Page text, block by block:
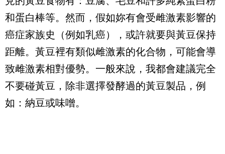
和蛋白棒等。然而，假如妳有會受雌激素影響的
癌症家族史（例如乳癌），或許就要與黃豆保持
距離。黃豆裡有類似雌激素的化合物，可能會導
致雌激素相對優勢。一般來說，我都會建議完全
不要碰黃豆，除非選擇發酵過的黃豆製品，例
如：納豆或味噌。